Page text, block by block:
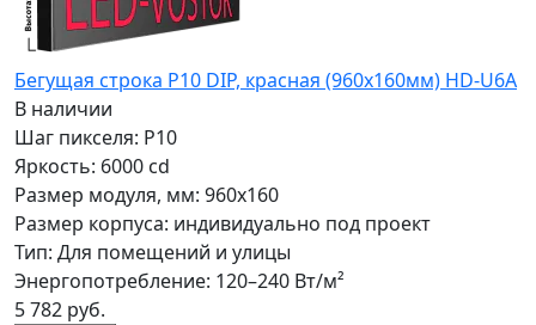
Бегущая строка Р10 DIP, красная (960x160мм) HD-U6A
В наличии
Шаг пикселя: P10
Яркость: 6000 cd
Размер модуля, мм: 960x160
Размер корпуса: индивидуально под проект
Тип: Для помещений и улицы
Энергопотребление: 120–240 Вт/м²
5 782 руб.